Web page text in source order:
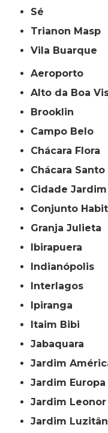
Sé
Trianon Masp
Vila Buarque
Aeroporto
Alto da Boa
Brooklin
Campo Belo
Chácara Flora
Chácara
Cidade Jardim
Conjunto
Granja Julieta
Ibirapuera
Indianópolis
Interlagos
Ipiranga
Itaim Bibi
Jabaquara
Jardim
Jardim Europa
Jardim Leonor
Jardim